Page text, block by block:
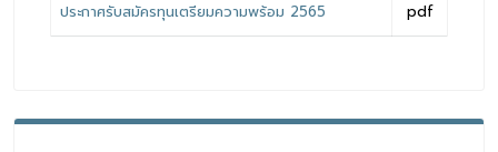
ประกาศรับสมัครทุนเตรียมความพร้อม 2565 pdf